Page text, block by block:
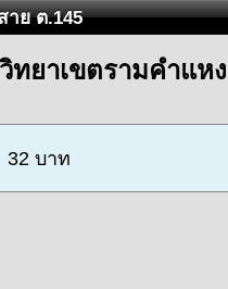
าย ต.145
ทยาเขตรามคำแห
32 บาท